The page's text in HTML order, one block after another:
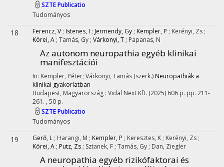
SZTE Publicatio
Tudományos
18 Ferencz, V ; Istenes, I ; Jermendy, Gy ; Kempler, P ; Kerényi, Zs ;
Körei, A ; Tamás, Gy ; Várkonyi, T ; Papanas, N
Az autonom neuropathia egyéb klinikai
manifesztációi
In: Kempler, Péter; Várkonyi, Tamás (szerk.) Neuropathiák a
klinikai gyakorlatban
Budapest, Magyarország : Vidal Next Kft. (2025) 606 p. pp. 211-
261. , 50 p.
SZTE Publicatio
Tudományos
19 Gerő, L ; Harangi, M ; Kempler, P ; Keresztes, K ; Kerényi, Zs ;
Körei, A ; Putz, Zs ; Sztanek, F ; Tamás, Gy ; Dan, Ziegler
A neuropathia egyéb rizikófaktorai és